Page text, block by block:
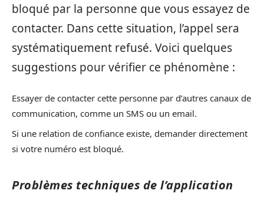
bloqué par la personne que vous essayez de
contacter. Dans cette situation, l’appel sera
systématiquement refusé. Voici quelques
suggestions pour vérifier ce phénomène :
Essayer de contacter cette personne par d’autres canaux de
communication, comme un SMS ou un email.
Si une relation de confiance existe, demander directement
si votre numéro est bloqué.
Problèmes techniques de l’application